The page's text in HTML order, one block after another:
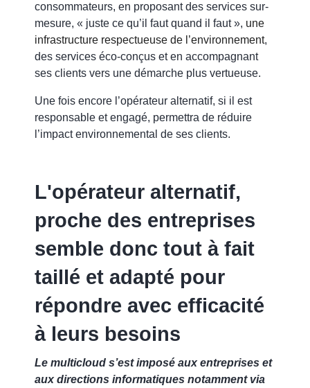
consommateurs, en proposant des services sur-
mesure, « juste ce qu’il faut quand il faut », une
infrastructure respectueuse de l’environnement,
des services éco-conçus et en accompagnant
ses clients vers une démarche plus vertueuse.
Une fois encore l’opérateur alternatif, si il est
responsable et engagé, permettra de réduire
l’impact environnemental de ses clients.
L'opérateur alternatif,
proche des entreprises
semble donc tout à fait
taillé et adapté pour
répondre avec efficacité
à leurs besoins
Le multicloud s’est imposé aux entreprises et
aux directions informatiques notamment via